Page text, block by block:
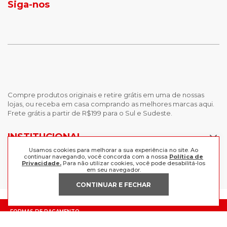
Usamos cookies para melhorar a sua experiência no site. Ao
continuar navegando, você concorda com a nossa Política de
Privacidade. Para não utilizar cookies, você pode desabilitá-los
em seu navegador.
CONTINUAR E FECHAR
calças femininas
Siga-nos
Compre produtos originais e retire grátis em uma de nossas
lojas, ou receba em casa comprando as melhores marcas aqui.
Frete grátis a partir de R$199 para o Sul e Sudeste.
INSTITUCIONAL
Nossas Lojas
Trabalhe Conosco
POLÍTICAS
Política de Privacidade
Trocas e devoluções
Política de pagamento
Fale Conosco
FORMAS DE PAGAMENTO